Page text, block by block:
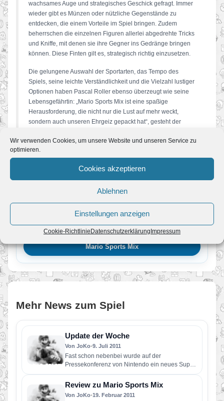
Wir verwenden Cookies, um unsere Website und unseren Service zu
optimieren.
Cookies akzeptieren
Ablehnen
Einstellungen anzeigen
Cookie-RichtlinieDatenschutzerklärungImpressum
wachsames Auge und strategisches Geschick gefragt. Immer
wieder gibt es Münzen oder nützliche Gegenstände zu
entdecken, die einem Vorteile im Spiel bringen. Zudem
beherrschen die einzelnen Figuren allerlei abgedrehte Tricks
und Kniffe, mit denen sie ihre Gegner ins Gedränge bringen
können. Diese Finten gilt es, strategisch richtig einzusetzen.
Die gelungene Auswahl der Sportarten, das Tempo des
Spiels, seine leichte Verständlichkeit und die Vielzahl lustiger
Optionen haben Pascal Roller ebenso überzeugt wie seine
Lebensgefährtin: „Mario Sports Mix ist eine spaßige
Herausforderung, die nicht nur die Lust auf mehr weckt,
sondern auch unseren Ehrgeiz gepackt hat“, gesteht der
im legalen Bereich: Der Verlierer bringt die Kleinen ins Bett.“
Ein Punkt aber ist dem „nur“ 1,80 m großen Basketballer
besonders wichtig, wie er selbstironisch anmerkt: „Seit Mario
Sports Mix kann ich wieder problemlos über meinen
Gegenspieler dunken – danke dafür!“
Mario Sports Mix
Mario Sports Mix
Mehr News zum Spiel
Update der Woche
Von JoKo•9. Juli 2011
Fast schon nebenbei wurde auf der
Pressekonferenz von Nintendo ein neues Super
Smash Bros. angekündigt. Grund genug für…
Review zu Mario Sports Mix
Von JoKo•19. Februar 2011